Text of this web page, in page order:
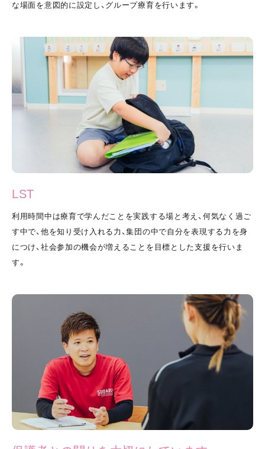
な場面を意図的に設定し、グループ療育を行います。
LST
利用時間中は療育で学んだことを実践する場と考え、何気なく過ご
す中で、他を知り受け入れる力、集団の中で自分を表現する力を身
につけ、社会参加の機会が増えることを目標とした支援を行いま
す。